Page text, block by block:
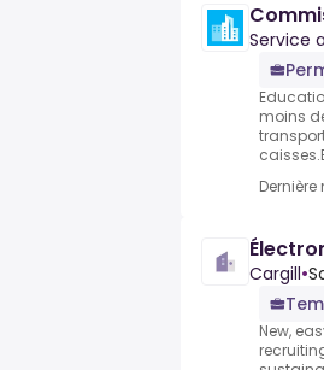
Service
moins
Cargill•
New,